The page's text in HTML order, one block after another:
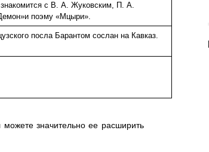
знакомится с В. А. Жуковским, П. А.
поэму «Мцыри».
посла Барантом сослан на Кавказ.
можете значительно ее расширить